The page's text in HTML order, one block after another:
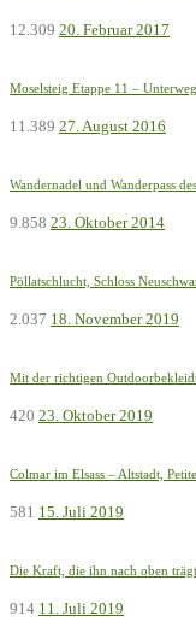
12.309 20. Februar 2017
Moselsteig Etappe 11 –
11.389 27. August 2016
Wandernadel und Wanderpass
9.858 23. Oktober 2014
Pöllatschlucht, Schloss
2.037 18. November 2019
Mit der richtigen
420 23. Oktober 2019
Colmar im Elsass – Altstadt,
581 15. Juli 2019
Die Kraft, die ihn nach oben trägt
914 11. Juli 2019